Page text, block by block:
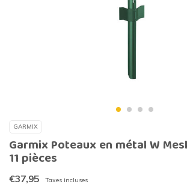
GARMIX
Garmix Poteaux en métal W
11 pièces
€37,95 Taxes incluses